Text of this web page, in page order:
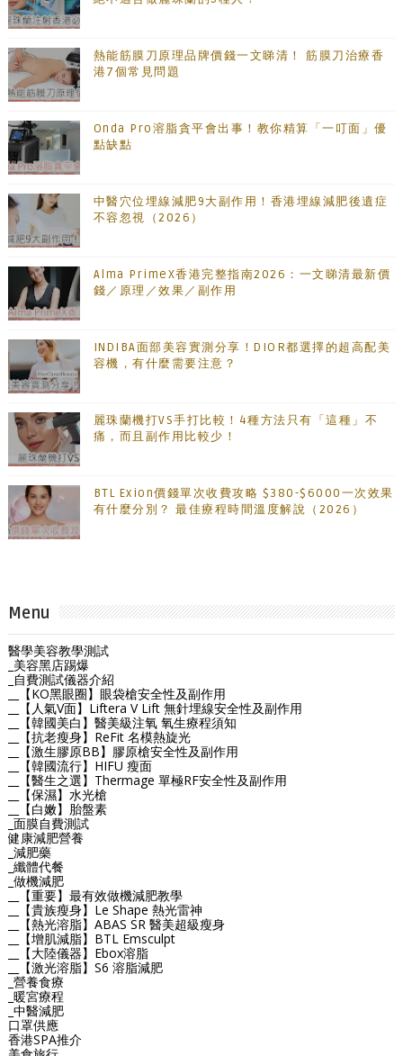
熱能筋膜刀原理品牌價錢一文睇清！ 筋膜刀治療香
港7個常見問題
Onda Pro溶脂貪平會出事！教你精算「一叮面」優
點缺點
中醫穴位埋線減肥9大副作用！香港埋線減肥後遺症
不容忽視（2026）
Alma PrimeX香港完整指南2026：一文睇清最新價
錢／原理／效果／副作用
INDIBA面部美容實測分享！DIOR都選擇的超高配美
容機，有什麼需要注意？
麗珠蘭機打VS手打比較！4種方法只有「這種」不
痛，而且副作用比較少！
BTL Exion價錢單次收費攻略 $380-$6000一次效果
有什麼分別？ 最佳療程時間溫度解說（2026）
Menu
醫學美容教學測試
_美容黑店踢爆
_自費測試儀器介紹
__【KO黑眼圈】眼袋槍安全性及副作用
__【人氣V面】Liftera V Lift 無針埋線安全性及副作用
__【韓國美白】醫美級注氧 氧生療程須知
__【抗老瘦身】ReFit 名模熱旋光
__【激生膠原BB】膠原槍安全性及副作用
__【韓國流行】HIFU 瘦面
__【醫生之選】Thermage 單極RF安全性及副作用
__【保濕】水光槍
__【白嫩】胎盤素
_面膜自費測試
健康減肥營養
_減肥藥
_纖體代餐
_做機減肥
__【重要】最有效做機減肥教學
__【貴族瘦身】Le Shape 熱光雷神
__【熱光溶脂】ABAS SR 醫美超級瘦身
__【增肌減脂】BTL Emsculpt
__【大陸儀器】Ebox溶脂
__【激光溶脂】S6 溶脂減肥
_營養食療
_暖宮療程
_中醫減肥
口罩供應
香港SPA推介